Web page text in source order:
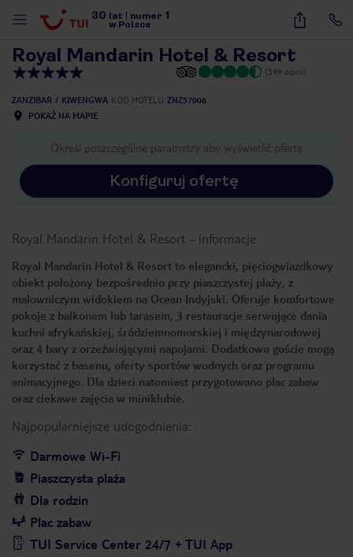
30 lat numer 1
w Polsce
52
Royal Mandarin Hotel & Resort
(399 opinii)
ZANZIBAR KIWENGWA KOD HOTELU ZNZ57006
POKAŻ NA MAPIE
Określ poszczególne parametry aby wyświetlić ofertę
Konfiguruj ofertę
Royal Mandarin Hotel & Resort - informacje
Royal Mandarin Hotel & Resort to elegancki, pięciogwiazdkowy
obiekt położony bezpośrednio przy piaszczystej plaży, z
malowniczym widokiem na Ocean Indyjski. Oferuje komfortowe
pokoje z balkonem lub tarasem, 3 restauracje serwujące dania
kuchni afrykańskiej, śródziemnomorskiej i międzynarodowej
oraz 4 bary z orzeźwiającymi napojami. Dodatkowo goście mogą
korzystać z basenu, oferty sportów wodnych oraz programu
animacyjnego. Dla dzieci natomiast przygotowano plac zabaw
oraz ciekawe zajęcia w miniklubie.
Najpopularniejsze udogodnienia:
Darmowe Wi-Fi
Piaszczysta plaża
Dla rodzin
Plac zabaw
TUI Service Center 24/7 + TUI App